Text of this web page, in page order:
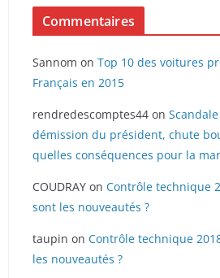
Commentaires
Sannom on Top 10 des voitures
Français en 2015
rendredescomptes44 on
démission du président, chute
quelles conséquences pour la
COUDRAY on Contrôle technique
sont les nouveautés ?
taupin on Contrôle technique
les nouveautés ?